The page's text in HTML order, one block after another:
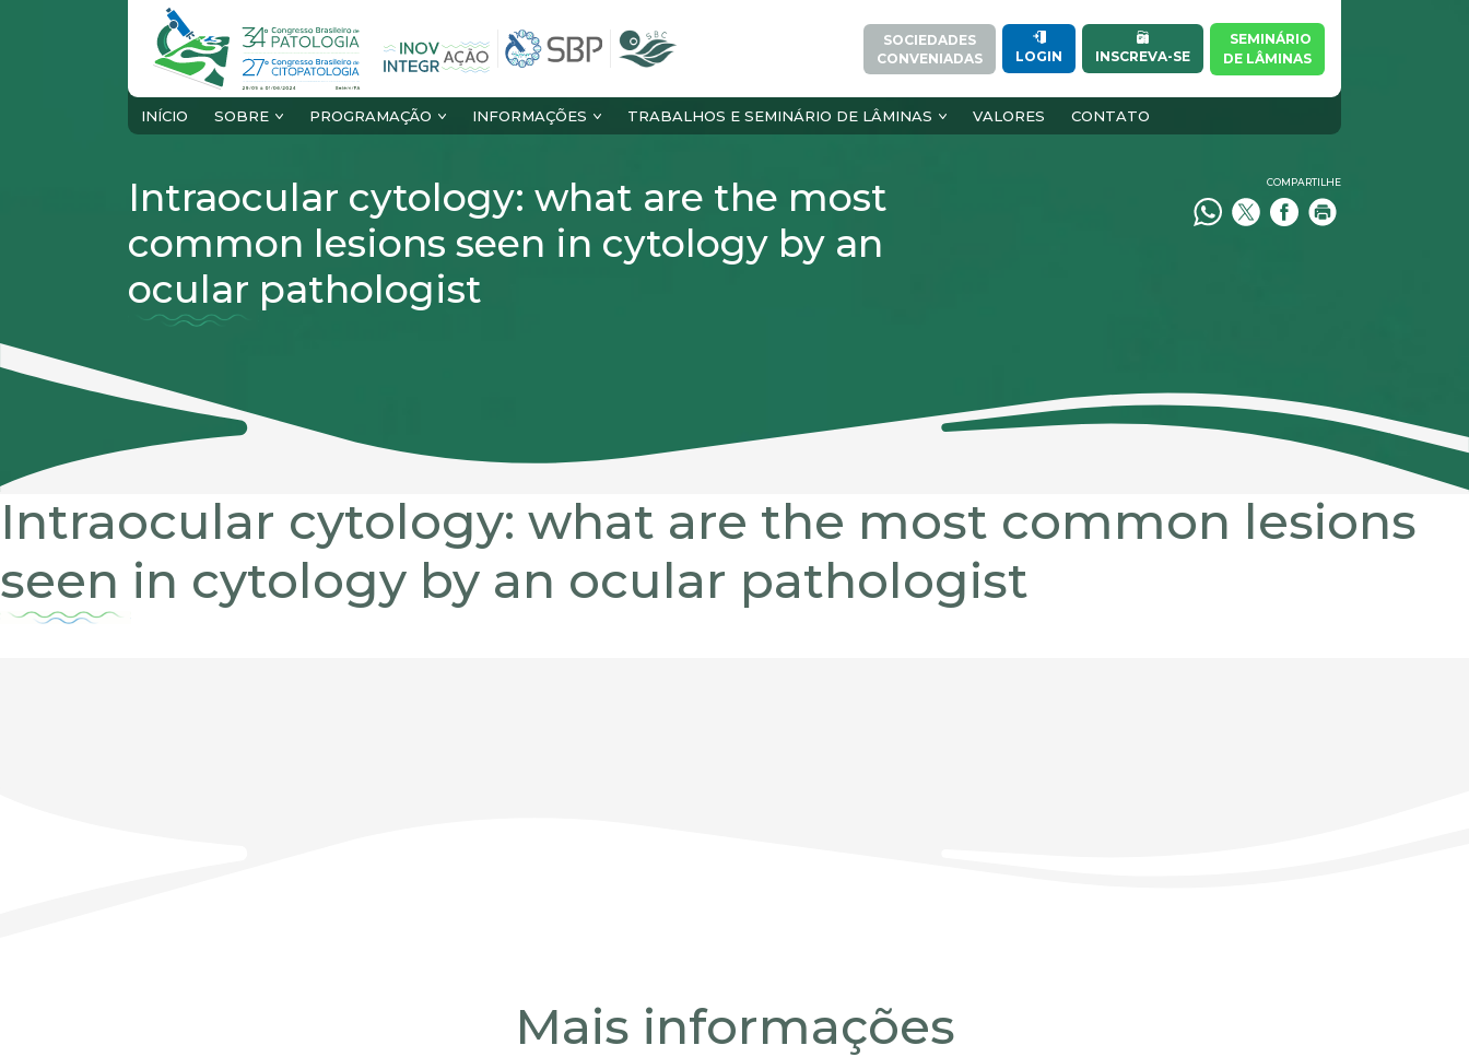
Intraocular cytology: what are the most
common lesions seen in cytology by an
ocular pathologist
COMPARTILHE
SOCIEDADES
CONVENIADAS
LOGIN INSCREVA-SE
SEMINÁRIO
DE LÂMINAS
INÍCIO SOBRE PROGRAMAÇÃO INFORMAÇÕES TRABALHOS E SEMINÁRIO DE LÂMINAS VALORES CONTATO
Intraocular cytology: what are the most common lesions
seen in cytology by an ocular pathologist
Mais informações